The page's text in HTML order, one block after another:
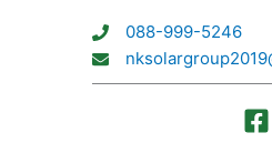
088-999-5246